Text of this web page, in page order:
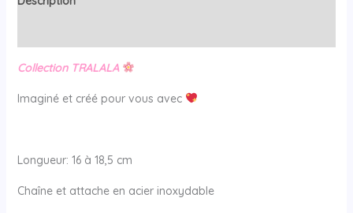
Collection TRALALA
Imaginé et créé pour vous avec
Longueur: 16 à 18,5 cm
Chaîne et attache en acier inoxydable